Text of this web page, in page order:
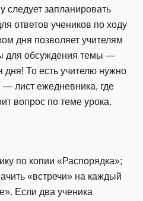
запланировать
ответов учеников по ходу
дня позволяет учителям
для обсуждения темы —
дня! То есть учителю нужно
— лист ежедневника, где
вопрос по теме урока.
по копии «Распорядка»;
«встречи» на каждый
Если два ученика